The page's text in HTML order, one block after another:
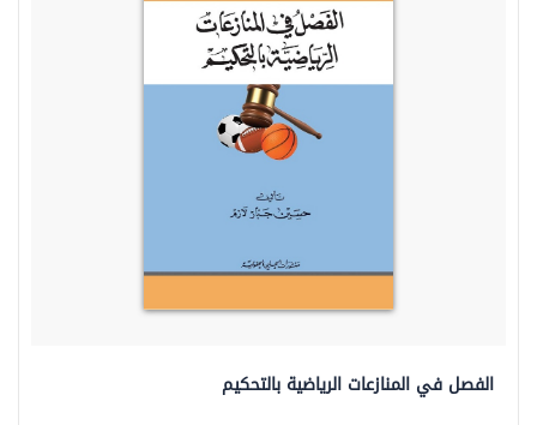
الفصل في المنازعات الرياضية بالتحكيم